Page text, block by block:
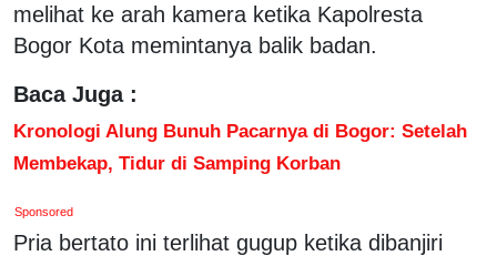
melihat ke arah kamera ketika Kapolresta
Bogor Kota memintanya balik badan.
Baca Juga :
Kronologi Alung Bunuh Pacarnya di Bogor: Setelah
Membekap, Tidur di Samping Korban
Sponsored
Pria bertato ini terlihat gugup ketika dibanjiri